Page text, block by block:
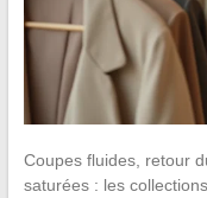
Coupes fluides, retour
saturées : les